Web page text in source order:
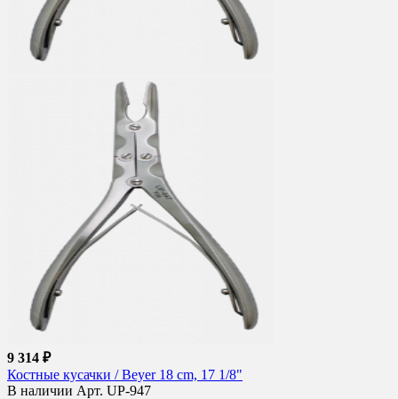
9 314 ₽
Костные кусачки / Beyer 18 cm, 17 1/8"
В наличии Арт. UP-947